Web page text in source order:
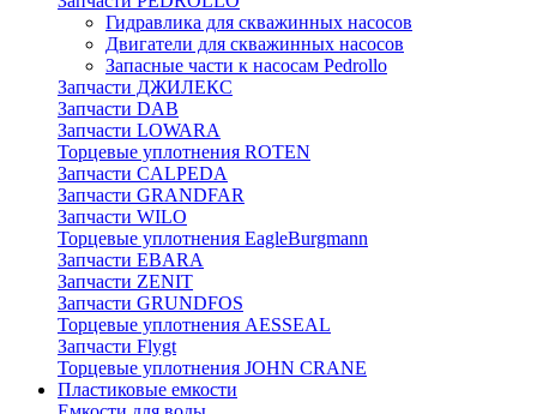
Гидравлика для скважинных насосов
Двигатели для скважинных насосов
Запасные части к насосам Pedrollo
Запчасти ДЖИЛЕКС
Запчасти DAB
Запчасти LOWARA
Торцевые уплотнения ROTEN
Запчасти CALPEDA
Запчасти GRANDFAR
Запчасти WILO
Торцевые уплотнения EagleBurgmann
Запчасти EBARA
Запчасти ZENIT
Запчасти GRUNDFOS
Торцевые уплотнения AESSEAL
Запчасти Flygt
Торцевые уплотнения JOHN CRANE
Пластиковые емкости